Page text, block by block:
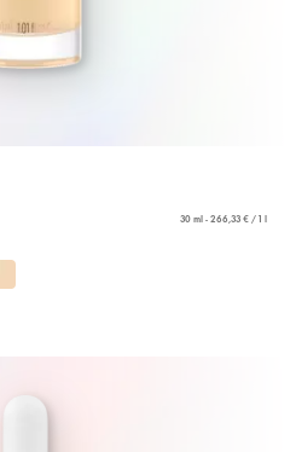
30 ml - 266,33 € / 1 l